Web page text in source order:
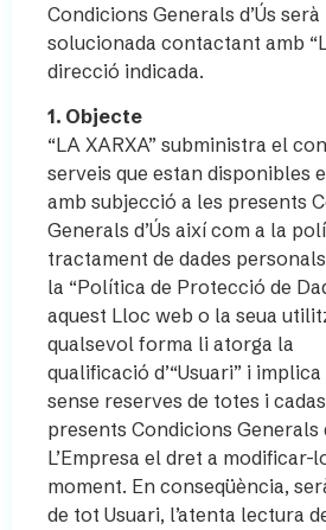
Condicions Generals d’Ús
solucionada contactant amb
direcció indicada.
1. Objecte
“LA XARXA” subministra el
serveis que estan disponibles
amb subjecció a les presents
Generals d’Ús així com a la
tractament de dades personals
la “Política de Protecció de
aquest Lloc web o la seua
qualsevol forma li atorga la
qualificació d’“Usuari” i
sense reserves de totes i
presents Condicions Generals
L’Empresa el dret a modificar-
moment. En conseqüència,
de tot Usuari, l’atenta lectura